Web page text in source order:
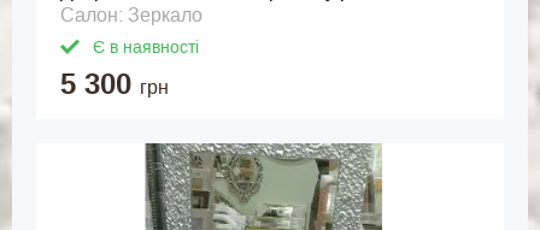
Салон: Зеркало
Є в наявності
5 300 грн